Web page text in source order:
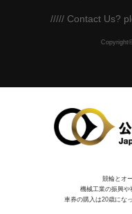
///// Contact Us?
競輪とオ
機械⼯業の振興や
車券の購入は20歳にな